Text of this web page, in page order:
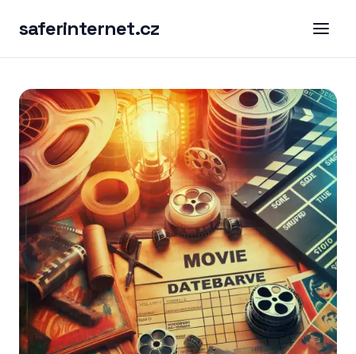
saferinternet.cz